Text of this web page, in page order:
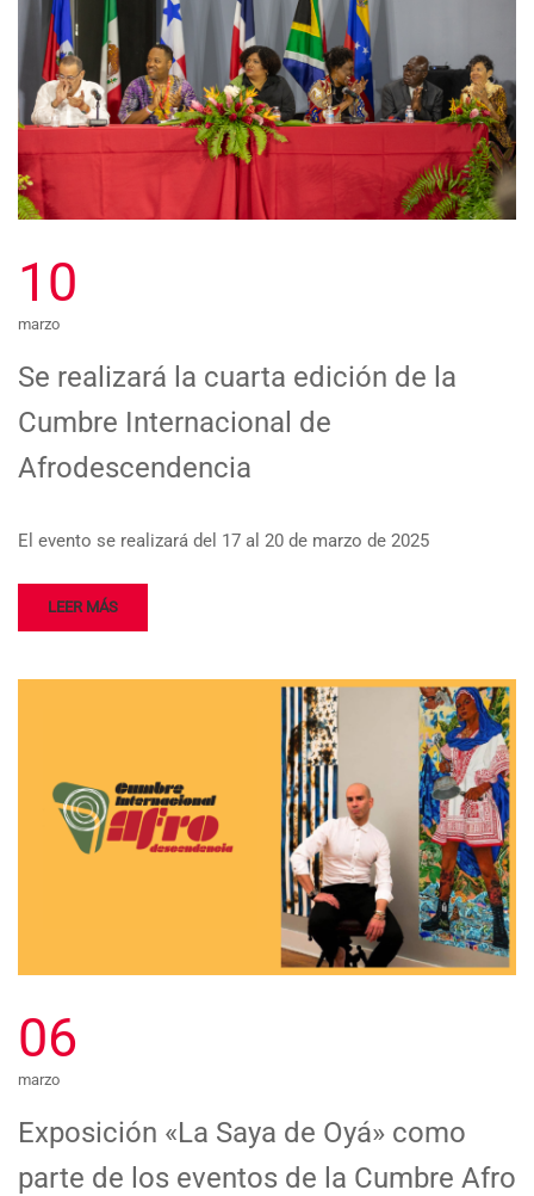
10
marzo
Se realizará la cuarta edición de la
Cumbre Internacional de
Afrodescendencia
El evento se realizará del 17 al 20 de marzo de 2025
LEER MÁS
06
marzo
Exposición «La Saya de Oyá» como
parte de los eventos de la Cumbre Afro